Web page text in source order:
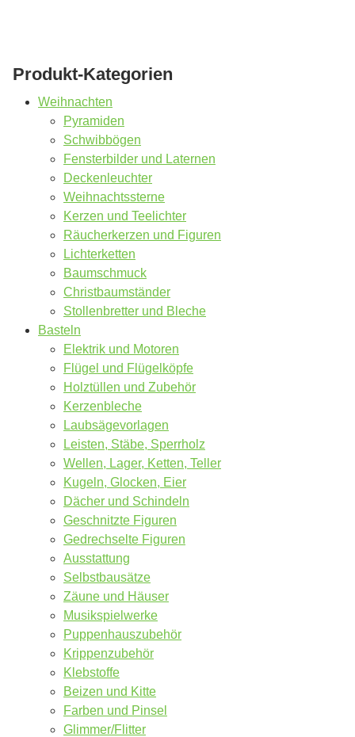
Produkt-Kategorien
Weihnachten
Pyramiden
Schwibbögen
Fensterbilder und Laternen
Deckenleuchter
Weihnachtssterne
Kerzen und Teelichter
Räucherkerzen und Figuren
Lichterketten
Baumschmuck
Christbaumständer
Stollenbretter und Bleche
Basteln
Elektrik und Motoren
Flügel und Flügelköpfe
Holztüllen und Zubehör
Kerzenbleche
Laubsägevorlagen
Leisten, Stäbe, Sperrholz
Wellen, Lager, Ketten, Teller
Kugeln, Glocken, Eier
Dächer und Schindeln
Geschnitzte Figuren
Gedrechselte Figuren
Ausstattung
Selbstbausätze
Zäune und Häuser
Musikspielwerke
Puppenhauszubehör
Krippenzubehör
Klebstoffe
Beizen und Kitte
Farben und Pinsel
Glimmer/Flitter